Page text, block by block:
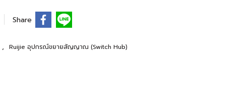
Share
, Ruijie อุปกรณ์ขยายสัญญาณ (Switch Hub)